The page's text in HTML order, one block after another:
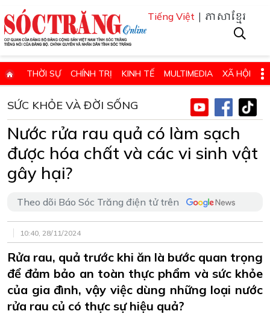
Tiếng Việt | ភាសាខ្មែរ
THỜI SỰ CHÍNH TRỊ KINH TẾ MULTIMEDIA XÃ HỘI
GIÁO DỤC - KHOA HỌC & CÔNG NGHỆ
QUỐC PHÒNG - AN NINH QUỐC TẾ SỨC KHỎE VÀ ĐỜI SỐNG
VĂN HÓA - THỂ THAO - DU LỊCH CHUYÊN ĐỀ
ĐIỂM BÁO - TIN VẮN ĐỊA PHƯƠNG
HỌC TẬP VÀ LÀM THEO TƯ TƯỞNG, ĐẠO ĐỨC, PHONG CÁCH HỒ
ĐẶT BÁO GIẤY ONLINE
SỨC KHỎE VÀ ĐỜI SỐNG
Nước rửa rau quả có làm sạch
được hóa chất và các vi sinh vật
gây hại?
Theo dõi Báo Sóc Trăng điện tử trên
10:40, 28/11/2024
Rửa rau, quả trước khi ăn là bước quan trọng
để đảm bảo an toàn thực phẩm và sức khỏe
của gia đình, vậy việc dùng những loại nước
rửa rau củ có thực sự hiệu quả?